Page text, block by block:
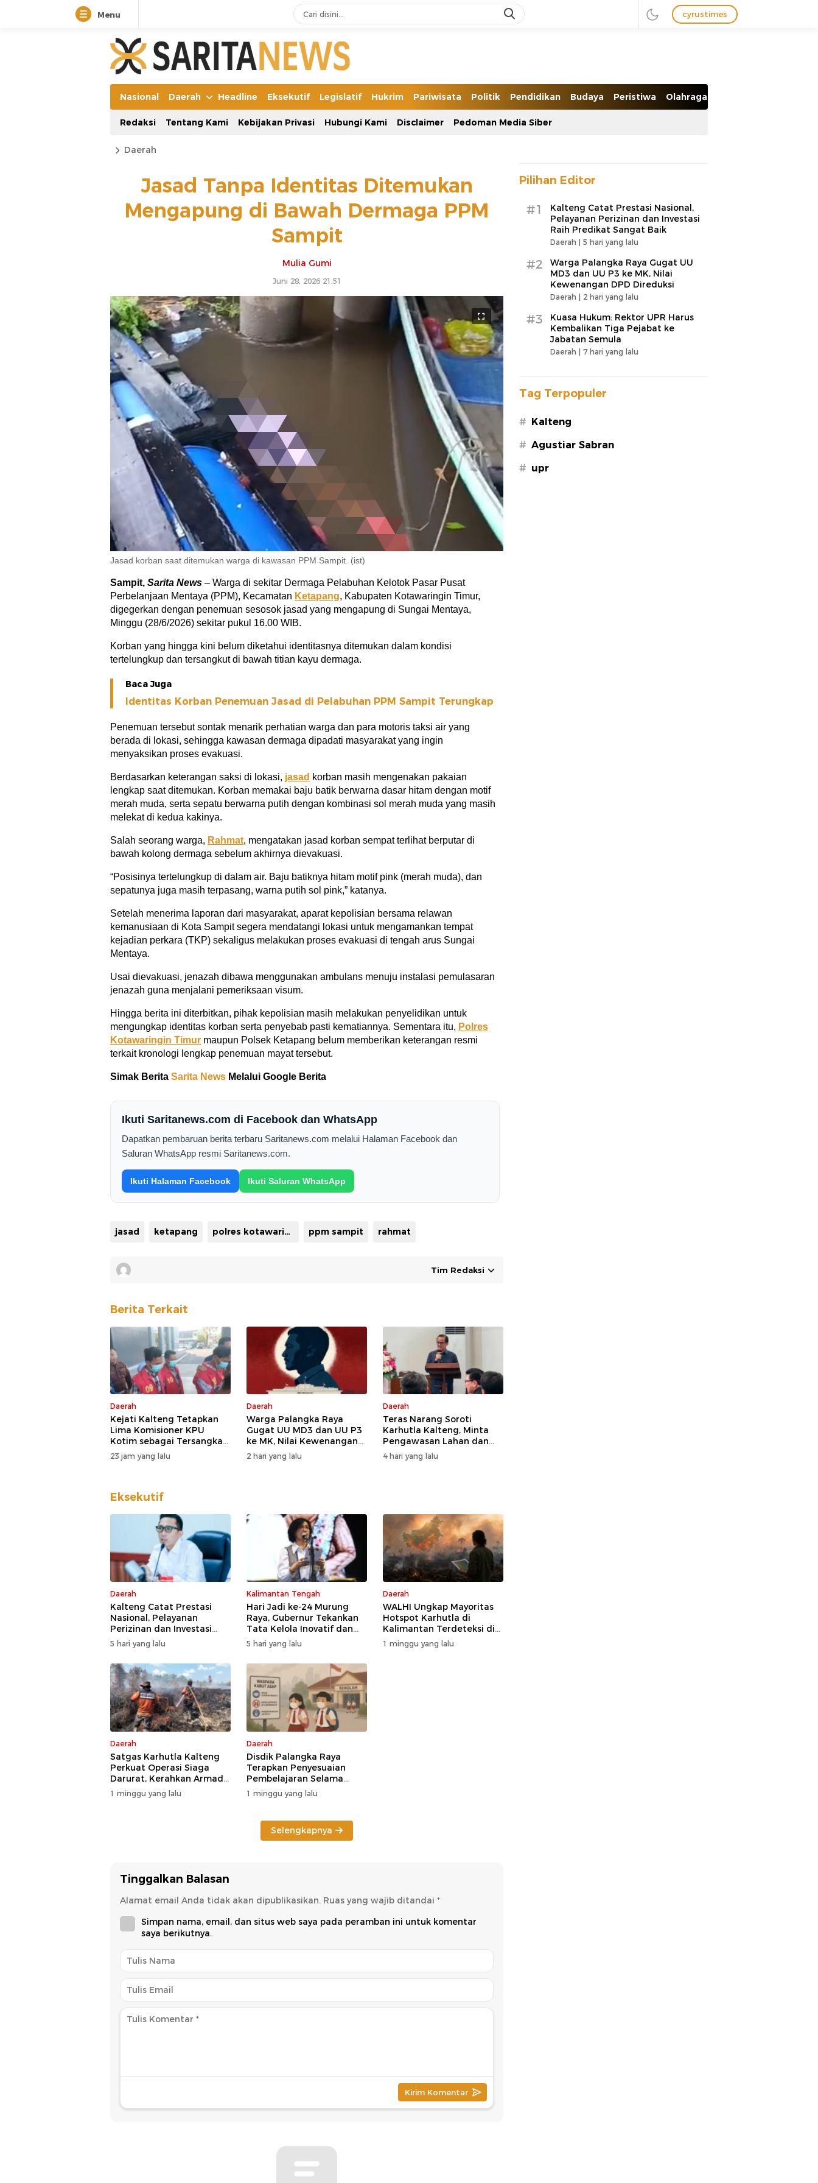
Menu cyrustimes
Nasional Daerah Headline Eksekutif Legislatif Hukrim Pariwisata Politik Pendidikan Budaya Peristiwa Olahraga
Redaksi Tentang Kami Kebijakan Privasi Hubungi Kami Disclaimer Pedoman Media Siber
Daerah
Jasad Tanpa Identitas Ditemukan
Mengapung di Bawah Dermaga PPM
Sampit
Mulia Gumi
Juni 28, 2026 21:51
Jasad korban saat ditemukan warga di kawasan PPM Sampit. (ist)
Sampit, Sarita News – Warga di sekitar Dermaga Pelabuhan Kelotok Pasar Pusat
Perbelanjaan Mentaya (PPM), Kecamatan Ketapang, Kabupaten Kotawaringin Timur,
digegerkan dengan penemuan sesosok jasad yang mengapung di Sungai Mentaya,
Minggu (28/6/2026) sekitar pukul 16.00 WIB.
Korban yang hingga kini belum diketahui identitasnya ditemukan dalam kondisi
tertelungkup dan tersangkut di bawah titian kayu dermaga.
Baca Juga
Identitas Korban Penemuan Jasad di Pelabuhan PPM Sampit Terungkap
Penemuan tersebut sontak menarik perhatian warga dan para motoris taksi air yang
berada di lokasi, sehingga kawasan dermaga dipadati masyarakat yang ingin
menyaksikan proses evakuasi.
Berdasarkan keterangan saksi di lokasi, jasad korban masih mengenakan pakaian
lengkap saat ditemukan. Korban memakai baju batik berwarna dasar hitam dengan motif
merah muda, serta sepatu berwarna putih dengan kombinasi sol merah muda yang masih
melekat di kedua kakinya.
Salah seorang warga, Rahmat, mengatakan jasad korban sempat terlihat berputar di
bawah kolong dermaga sebelum akhirnya dievakuasi.
“Posisinya tertelungkup di dalam air. Baju batiknya hitam motif pink (merah muda), dan
sepatunya juga masih terpasang, warna putih sol pink,” katanya.
Setelah menerima laporan dari masyarakat, aparat kepolisian bersama relawan
kemanusiaan di Kota Sampit segera mendatangi lokasi untuk mengamankan tempat
kejadian perkara (TKP) sekaligus melakukan proses evakuasi di tengah arus Sungai
Mentaya.
Usai dievakuasi, jenazah dibawa menggunakan ambulans menuju instalasi pemulasaran
jenazah guna menjalani pemeriksaan visum.
Hingga berita ini diterbitkan, pihak kepolisian masih melakukan penyelidikan untuk
mengungkap identitas korban serta penyebab pasti kematiannya. Sementara itu, Polres
Kotawaringin Timur maupun Polsek Ketapang belum memberikan keterangan resmi
terkait kronologi lengkap penemuan mayat tersebut.
Simak Berita Sarita News Melalui Google Berita
Ikuti Saritanews.com di Facebook dan WhatsApp
Dapatkan pembaruan berita terbaru Saritanews.com melalui Halaman Facebook dan
Saluran WhatsApp resmi Saritanews.com.
Ikuti Halaman Facebook Ikuti Saluran WhatsApp
jasad ketapang polres kotawaringin timur ppm sampit rahmat
Tim Redaksi
Berita Terkait
Daerah
Kejati Kalteng Tetapkan
Lima Komisioner KPU
Kotim sebagai Tersangka
Korupsi
23 jam yang lalu
Daerah
Warga Palangka Raya
Gugat UU MD3 dan UU P3
ke MK, Nilai Kewenangan
DPD Direduksi
2 hari yang lalu
Daerah
Teras Narang Soroti
Karhutla Kalteng, Minta
Pengawasan Lahan dan
Konsesi Diperketat
4 hari yang lalu
Eksekutif
Daerah
Kalteng Catat Prestasi
Nasional, Pelayanan
Perizinan dan Investasi
Raih Predikat Sangat Baik
5 hari yang lalu
Kalimantan Tengah
Hari Jadi ke-24 Murung
Raya, Gubernur Tekankan
Tata Kelola Inovatif dan
Kesiapsiagaan Karhutla
5 hari yang lalu
Daerah
WALHI Ungkap Mayoritas
Hotspot Karhutla di
Kalimantan Terdeteksi di
Area Konsesi
1 minggu yang lalu
Daerah
Satgas Karhutla Kalteng
Perkuat Operasi Siaga
Darurat, Kerahkan Armada
Udara dan Darat
1 minggu yang lalu
Daerah
Disdik Palangka Raya
Terapkan Penyesuaian
Pembelajaran Selama
Potensi Karhutla
1 minggu yang lalu
Selengkapnya
Tinggalkan Balasan
Alamat email Anda tidak akan dipublikasikan. Ruas yang wajib ditandai *
Simpan nama, email, dan situs web saya pada peramban ini untuk komentar
saya berikutnya.
Pilihan Editor
#1
Kalteng Catat Prestasi Nasional,
Pelayanan Perizinan dan Investasi
Raih Predikat Sangat Baik
Daerah | 5 hari yang lalu
#2
Warga Palangka Raya Gugat UU
MD3 dan UU P3 ke MK, Nilai
Kewenangan DPD Direduksi
Daerah | 2 hari yang lalu
#3
Kuasa Hukum: Rektor UPR Harus
Kembalikan Tiga Pejabat ke
Jabatan Semula
Daerah | 7 hari yang lalu
Tag Terpopuler
# Kalteng
# Agustiar Sabran
# upr